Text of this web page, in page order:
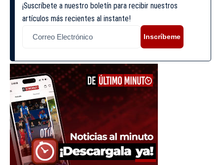
¡Suscríbete a nuestro boletín para recibir nuestros
artículos más recientes al instante!
Inscríbeme